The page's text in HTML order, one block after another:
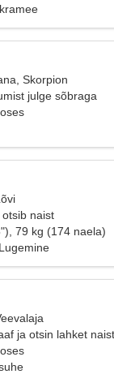
Skorpion
julge sõbraga
naist
79 kg (174 naela)
ja otsin lahket naist